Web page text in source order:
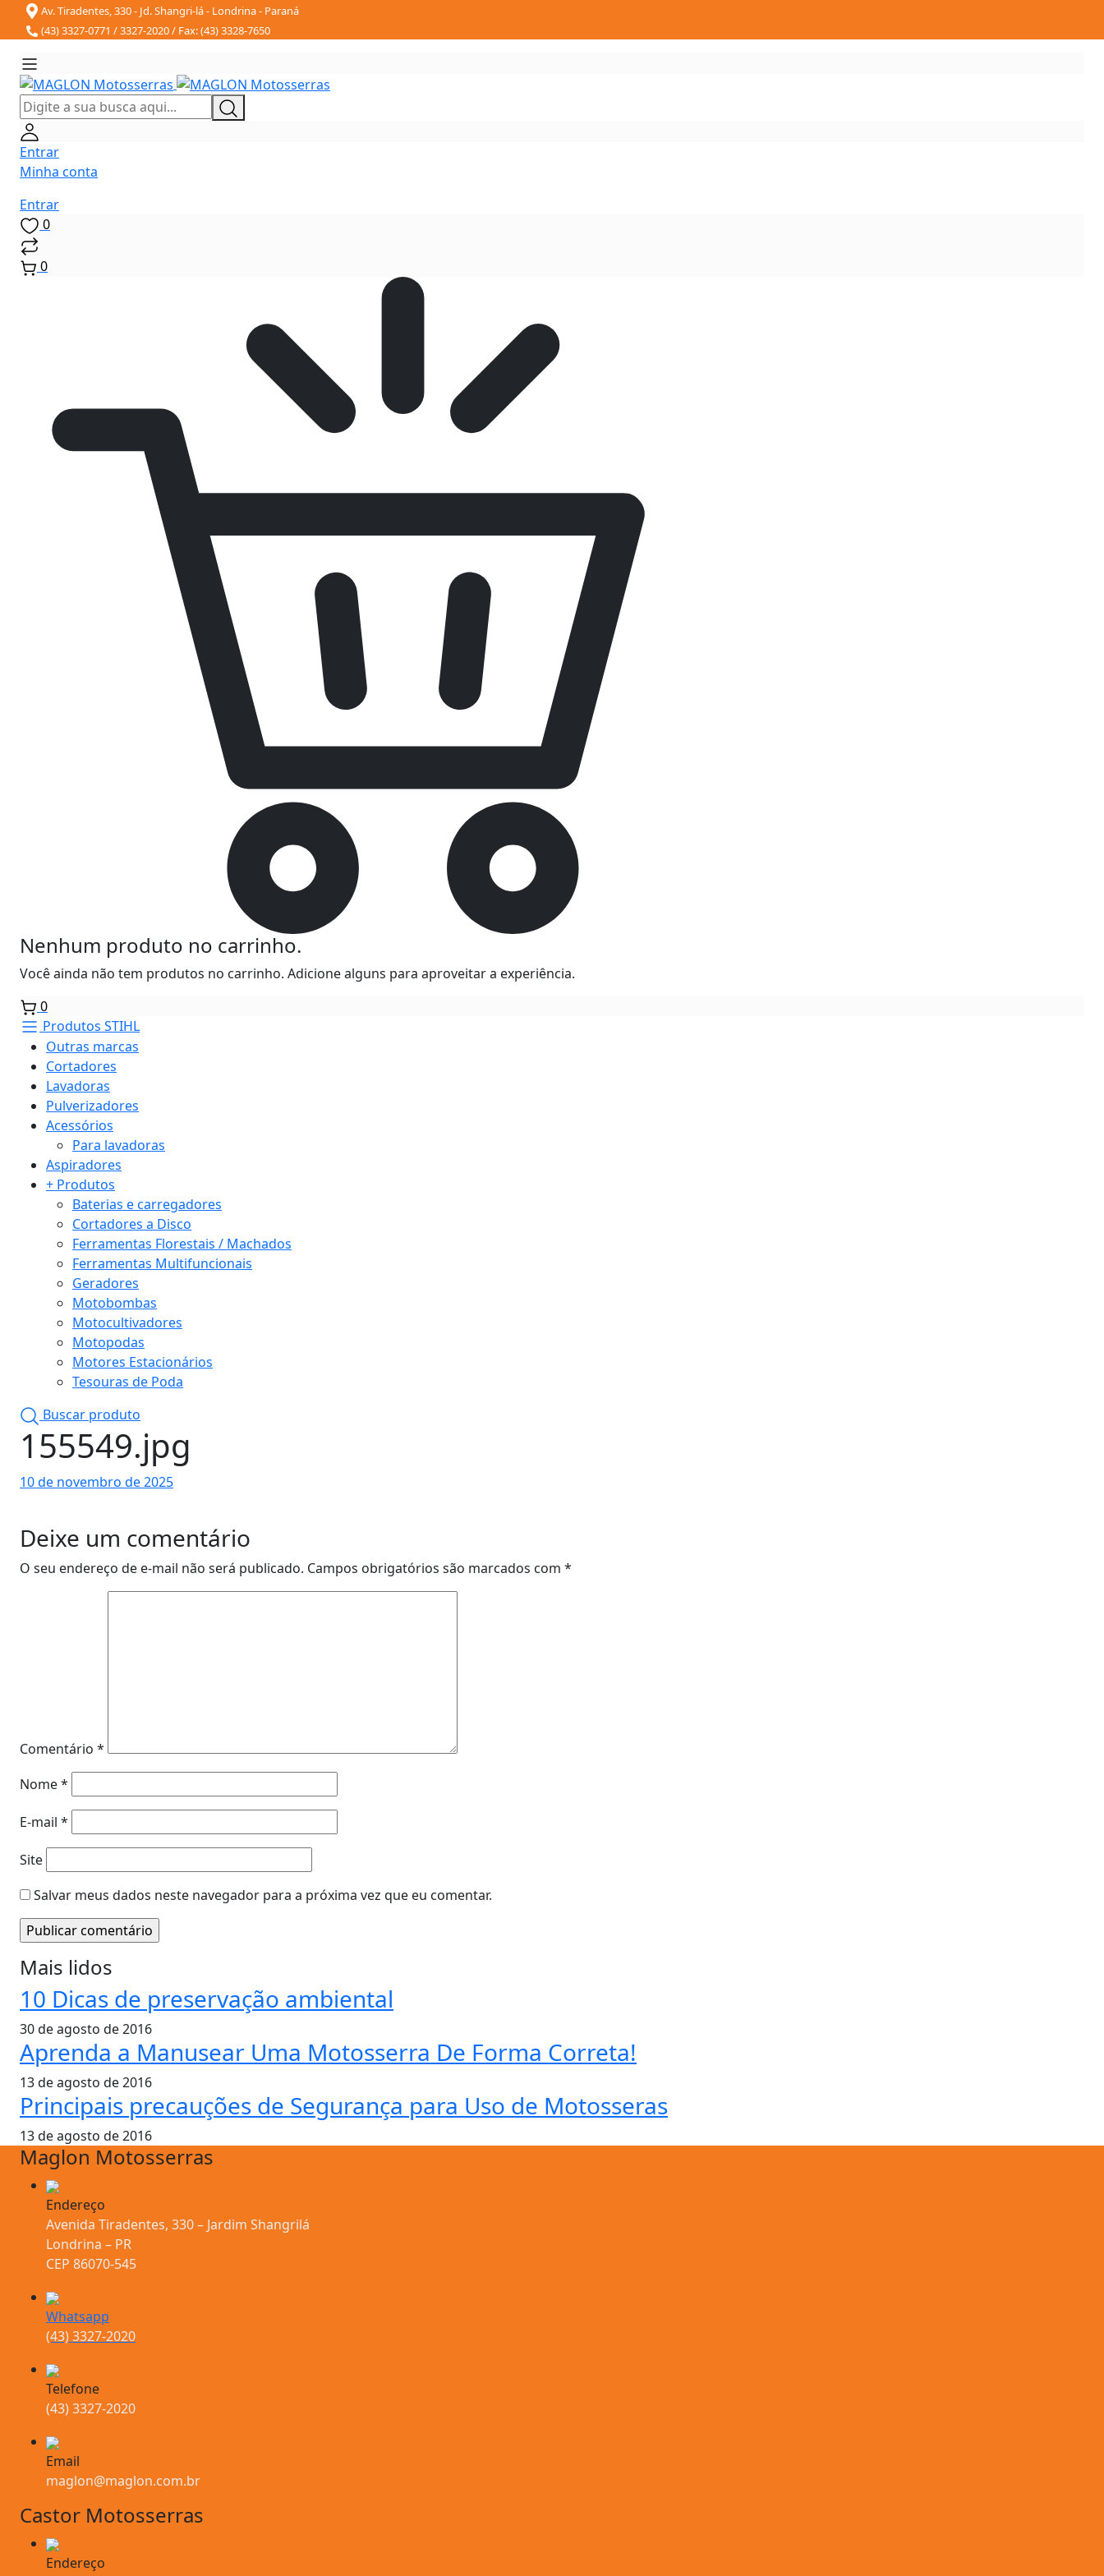
Av. Tiradentes, 330 - Jd. Shangri-lá - Londrina - Paraná
(43) 3327-0771 / 3327-2020 / Fax: (43) 3328-7650
Entrar
Minha conta
Entrar
0
0
Nenhum produto no carrinho.
Você ainda não tem produtos no carrinho. Adicione alguns para aproveitar a experiência.
0
Produtos STIHL
Outras marcas
Cortadores
Lavadoras
Pulverizadores
Acessórios
Para lavadoras
Aspiradores
+ Produtos
Baterias e carregadores
Cortadores a Disco
Ferramentas Florestais / Machados
Ferramentas Multifuncionais
Geradores
Motobombas
Motocultivadores
Motopodas
Motores Estacionários
Tesouras de Poda
Buscar produto
155549.jpg
10 de novembro de 2025
Deixe um comentário
O seu endereço de e-mail não será publicado. Campos obrigatórios são marcados com *
Comentário *
Nome*
E-mail *
Site
Salvar meus dados neste navegador para a próxima vez que eu comentar.
Mais lidos
10 Dicas de preservação ambiental
30 de agosto de 2016
Aprenda a Manusear Uma Motosserra De Forma Correta!
13 de agosto de 2016
Principais precauções de Segurança para Uso de Motosseras
13 de agosto de 2016
Maglon Motosserras
Endereço
Avenida Tiradentes, 330 – Jardim Shangrilá
Londrina – PR
CEP 86070-545
Whatsapp
(43) 3327-2020
Telefone
(43) 3327-2020
Email
maglon@maglon.com.br
Castor Motosserras
Endereço